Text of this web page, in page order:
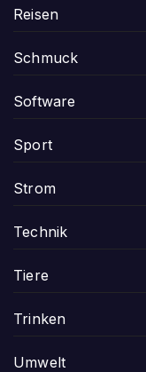
Reisen
Schmuck
Software
Sport
Strom
Technik
Tiere
Trinken
Umwelt